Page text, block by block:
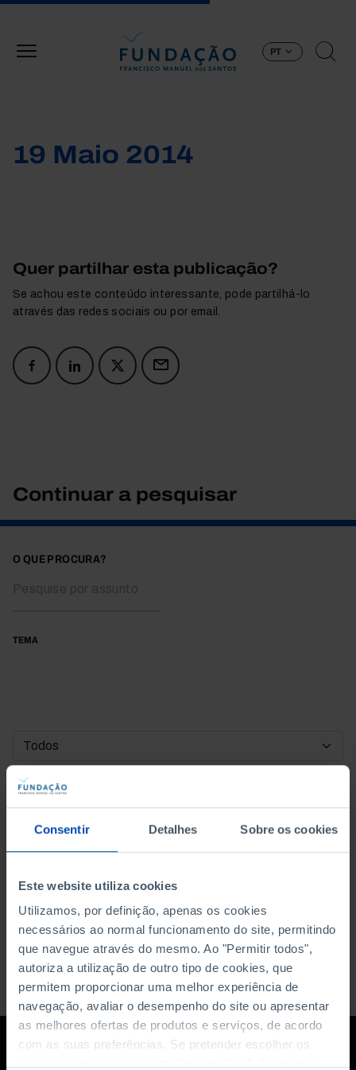
Consentir Detalhes Sobre os cookies
Este website utiliza cookies
Utilizamos, por definição, apenas os cookies
necessários ao normal funcionamento do site, permitindo
que navegue através do mesmo. Ao "Permitir todos",
autoriza a utilização de outro tipo de cookies, que
permitem proporcionar uma melhor experiência de
navegação, avaliar o desempenho do site ou apresentar
as melhores ofertas de produtos e serviços, de acordo
com as suas preferências. Se pretender escolher os
PT
19 Maio 2014
Quer partilhar esta publicação?
Se achou este conteúdo interessante, pode partilhá-lo
através das redes sociais ou por email.
Continuar a pesquisar
O QUE PROCURA?
TEMA
DATA DE INÍCIO
DATA DE FIM